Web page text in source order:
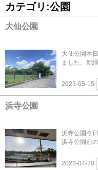
カテゴリ:公園
大仙公園
大仙公園本
ました。新
2023-05-15
浜寺公園
浜寺公園今
浜寺公園前
2023-04-20